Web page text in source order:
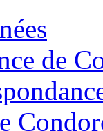
de